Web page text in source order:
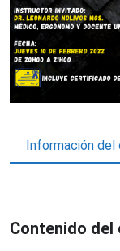
Información del
Contenido del